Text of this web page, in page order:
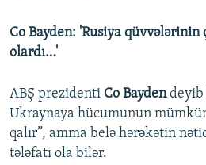
Co Bayden: 'Rusiya qüvvələrinin
olardı…'
ABŞ prezidenti Co Baydendeyib
Ukraynaya hücumunun
qalır”, amma belə hərəkətin
tələfatı ola bilər.